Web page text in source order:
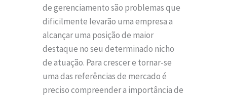
de gerenciamento são problemas que
dificilmente levarão uma empresa a
alcançar uma posição de maior
destaque no seu determinado nicho
de atuação. Para crescer e tornar-se
uma das referências de mercado é
preciso compreender a importância de